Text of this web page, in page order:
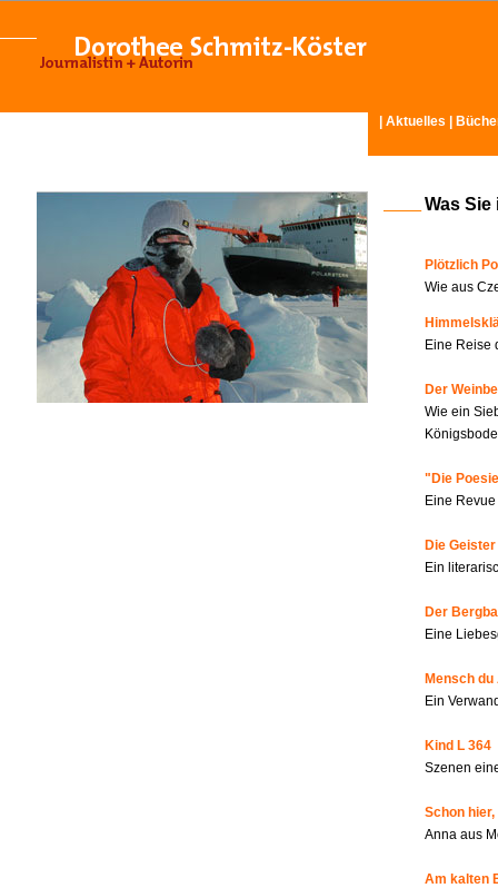
Aktuelles
Was
Plötzlich
Wie aus
Eine Reise
Der
Wie ein
"Die
Eine
Die
Ein
Der
Eine
Mensch du
Ein
Kind L 364
Szenen
Schon
Anna aus
Am kalten